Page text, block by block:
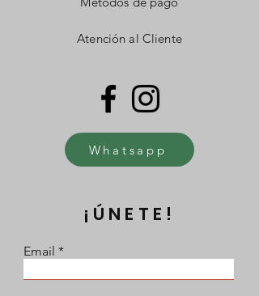
Atención al Cliente
Whatsapp
¡ÚNETE!
Email